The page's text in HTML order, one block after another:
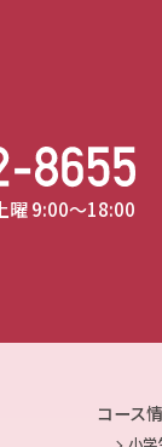
曜 9:00～18:00
コース